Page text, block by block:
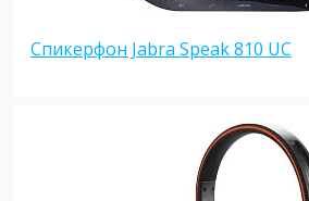
Спикерфон Jabra Speak 810 UC